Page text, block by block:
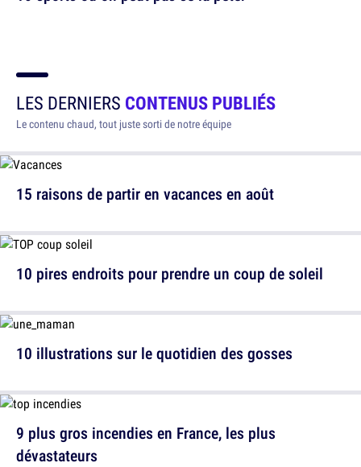
LES DERNIERS CONTENUS PUBLIÉS
Le contenu chaud, tout juste sorti de notre équipe
15 raisons de partir en vacances en août
10 illustrations sur le quotidien des gosses
10 pires endroits pour prendre un coup de soleil
9 plus gros incendies en France, les plus
dévastateurs